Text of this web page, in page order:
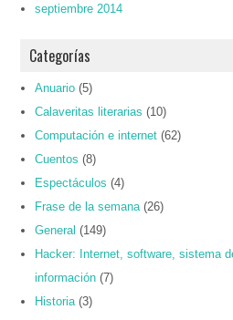
septiembre 2014
Categorías
Anuario (5)
Calaveritas literarias (10)
Computación e internet (62)
Cuentos (8)
Espectáculos (4)
Frase de la semana (26)
General (149)
Hacker: Internet, software, sistema
información (7)
Historia (3)